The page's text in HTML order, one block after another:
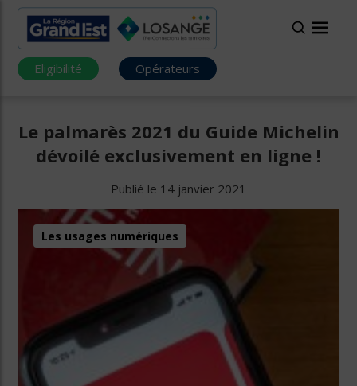
Eligibilité Opérateurs
Le palmarès 2021 du Guide Michelin
dévoilé exclusivement en ligne !
Publié le 14 janvier 2021
Les usages numériques